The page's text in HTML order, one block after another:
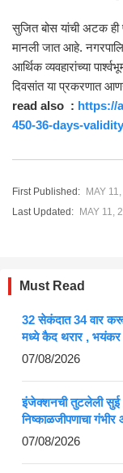
सुजित बोस यांची अटक ही
मानली जात आहे.
आर्थिक व्यवहारांच्या
दिवसांत या प्रकरणात
read also : https://
450-36-days-
First Published: MAY
Last Updated: MAY 11,
Must Read
32 सेकंदात 34 वार
मध्ये कैद थरार , भयंकर
07/08/2026
इंजेक्शनची तुटलेली सुई
निष्काळजीपणाचा गंभीर
07/08/2026